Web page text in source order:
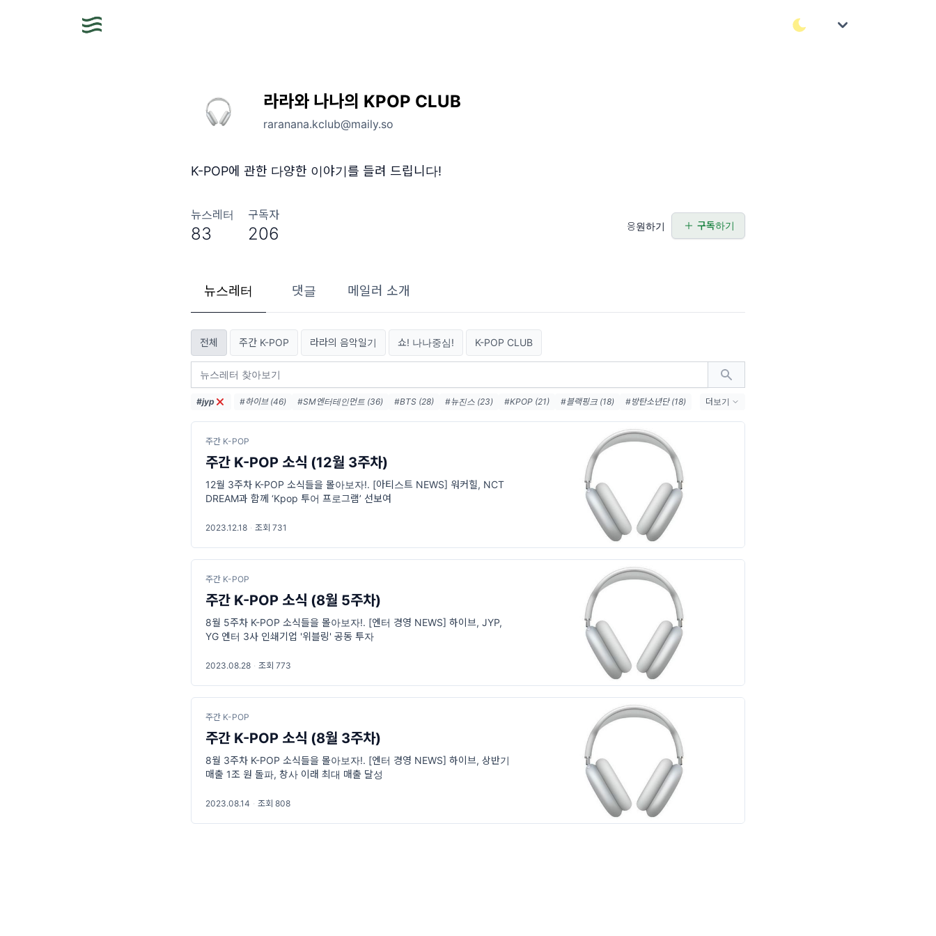
라라와 나나의 KPOP CLUB
raranana.kclub@maily.so
K-POP에 관한 다양한 이야기를 들려 드립니다!
뉴스레터
83
구독자
206 응원하기 구독하기
뉴스레터 댓글 메일러 소개
전체 주간 K-POP 라라의 음악일기 쇼! 나나중심! K-POP CLUB
#jyp #하이브 (46) #SM엔터테인먼트 (36) #BTS (28) #뉴진스 (23) #KPOP (21) #블랙핑크 (18)
#방탄소년단 (18)
더보기
주간 K-POP
주간 K-POP 소식 (12월 3주차)
12월 3주차 K-POP 소식들을 몰아보자!. [아티스트 NEWS] 워커힐, NCT
DREAM과 함께 ‘Kpop 투어 프로그램’ 선보여
2023.12.18 · 조회 731
주간 K-POP
주간 K-POP 소식 (8월 5주차)
8월 5주차 K-POP 소식들을 몰아보자!. [엔터 경영 NEWS] 하이브, JYP,
YG 엔터 3사 인쇄기업 '위블링' 공동 투자
2023.08.28 · 조회 773
주간 K-POP
주간 K-POP 소식 (8월 3주차)
8월 3주차 K-POP 소식들을 몰아보자!. [엔터 경영 NEWS] 하이브, 상반기
매출 1조 원 돌파, 창사 이래 최대 매출 달성
2023.08.14 · 조회 808